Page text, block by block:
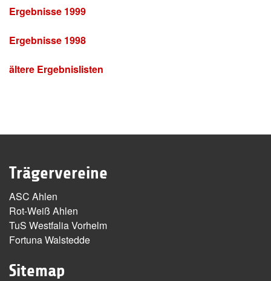
Ergebnisse 1999
Ergebnisse 1998
ältere Ergebnislisten
Trägervereine
ASC Ahlen
Rot-Weiß Ahlen
TuS Westfalia Vorhelm
Fortuna Walstedde
Sitemap